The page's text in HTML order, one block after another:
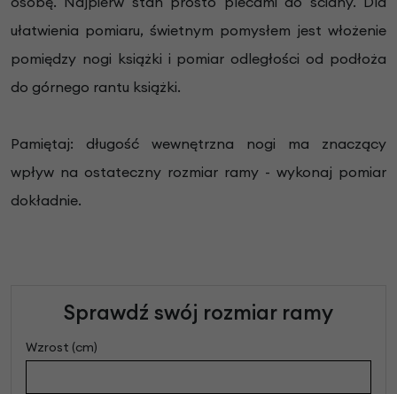
ułatwienia pomiaru, świetnym pomysłem jest włożenie
pomiędzy nogi książki i pomiar odległości od podłoża
do górnego rantu książki.
Pamiętaj: długość wewnętrzna nogi ma znaczący
wpływ na ostateczny rozmiar ramy - wykonaj pomiar
dokładnie.
Sprawdź swój rozmiar ramy
Wzrost (cm)